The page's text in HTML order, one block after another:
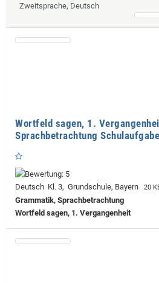
Zweitsprache, Deutsch
Wortfeld sagen, 1.
Sprachbetrachtung
Deutsch Kl. 3, Grundschule, Bayern 20
Grammatik, Sprachbetrachtung
Wortfeld sagen, 1. Vergangenheit